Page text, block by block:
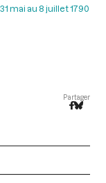
mai au 8 juillet 1790
Partager